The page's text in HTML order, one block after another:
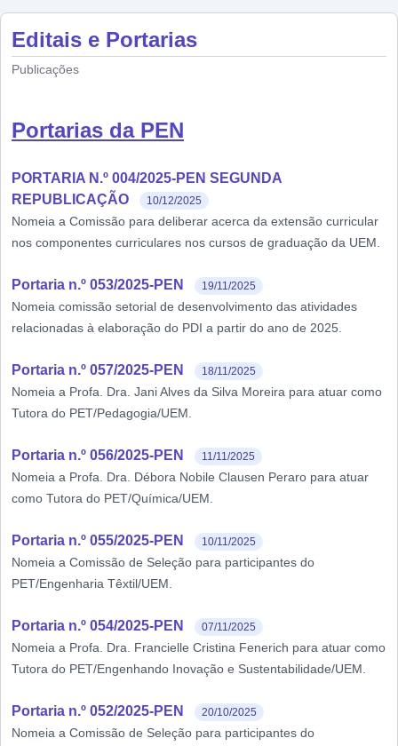
Editais e Portarias
Publicações
Portarias da PEN
PORTARIA N.º 004/2025-PEN SEGUNDA
REPUBLICAÇÃO
10/12/2025
Nomeia a Comissão para deliberar acerca da extensão curricular
nos componentes curriculares nos cursos de graduação da UEM.
Portaria n.º 053/2025-PEN 19/11/2025
Nomeia comissão setorial de desenvolvimento das atividades
relacionadas à elaboração do PDI a partir do ano de 2025.
Portaria n.º 057/2025-PEN 18/11/2025
Nomeia a Profa. Dra. Jani Alves da Silva Moreira para atuar como
Tutora do PET/Pedagogia/UEM.
Portaria n.º 056/2025-PEN 11/11/2025
Nomeia a Profa. Dra. Débora Nobile Clausen Peraro para atuar
como Tutora do PET/Química/UEM.
Portaria n.º 055/2025-PEN 10/11/2025
Nomeia a Comissão de Seleção para participantes do
PET/Engenharia Têxtil/UEM.
Portaria n.º 054/2025-PEN 07/11/2025
Nomeia a Profa. Dra. Francielle Cristina Fenerich para atuar como
Tutora do PET/Engenhando Inovação e Sustentabilidade/UEM.
Portaria n.º 052/2025-PEN 20/10/2025
Nomeia a Comissão de Seleção para participantes do